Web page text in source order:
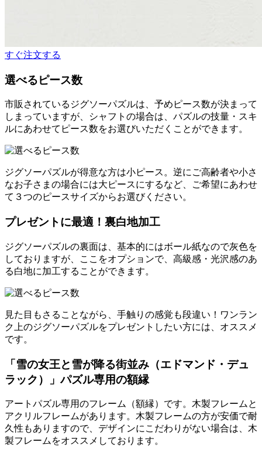
すぐ注文する
選べるピース数
市販されているジグソーパズルは、予めピース数が決まって
しまっていますが、シャフトの場合は、パズルの技量・スキ
ルにあわせてピース数をお選びいただくことができます。
ジグソーパズルが得意な方は小ピース。逆にご高齢者や小さ
なお子さまの場合には大ピースにするなど、ご希望にあわせ
て３つのピースサイズからお選びください。
プレゼントに最適！裏白地加工
ジグソーパズルの裏面は、基本的にはボール紙なので灰色を
しておりますが、ここをオプションで、高級感・光沢感のあ
る白地に加工することができます。
見た目もさることながら、手触りの感覚も段違い！ワンラン
ク上のジグソーパズルをプレゼントしたい方には、オススメ
です。
「雪の女王と雪が降る街並み（エドマンド・デュ
ラック）」パズル専用の額縁
アートパズル専用のフレーム（額縁）です。木製フレームと
アクリルフレームがあります。木製フレームの方が安価で耐
久性もありますので、デザインにこだわりがない場合は、木
製フレームをオススメしております。